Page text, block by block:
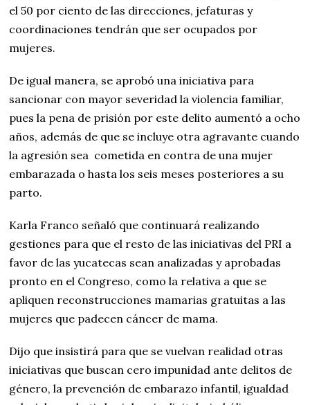
el 50 por ciento de las direcciones, jefaturas y
coordinaciones tendrán que ser ocupados por
mujeres.
De igual manera, se aprobó una iniciativa para
sancionar con mayor severidad la violencia familiar,
pues la pena de prisión por este delito aumentó a ocho
años, además de que se incluye otra agravante cuando
la agresión sea cometida en contra de una mujer
embarazada o hasta los seis meses posteriores a su
parto.
Karla Franco señaló que continuará realizando
gestiones para que el resto de las iniciativas del PRI a
favor de las yucatecas sean analizadas y aprobadas
pronto en el Congreso, como la relativa a que se
apliquen reconstrucciones mamarias gratuitas a las
mujeres que padecen cáncer de mama.
Dijo que insistirá para que se vuelvan realidad otras
iniciativas que buscan cero impunidad ante delitos de
género, la prevención de embarazo infantil, igualdad